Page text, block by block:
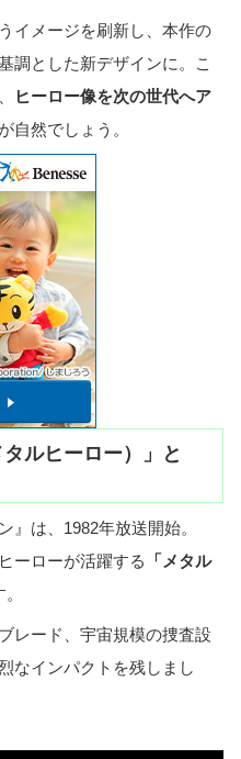
イメージを刷新し、本作の
調とした新デザインに。こ
ヒーロー像を次の世代へア
自然でしょう。
ルヒーロー）」と
』は、1982年放送開始。
ーローが活躍する
「メタル
レード、宇宙規模の捜査設
なインパクトを残しまし